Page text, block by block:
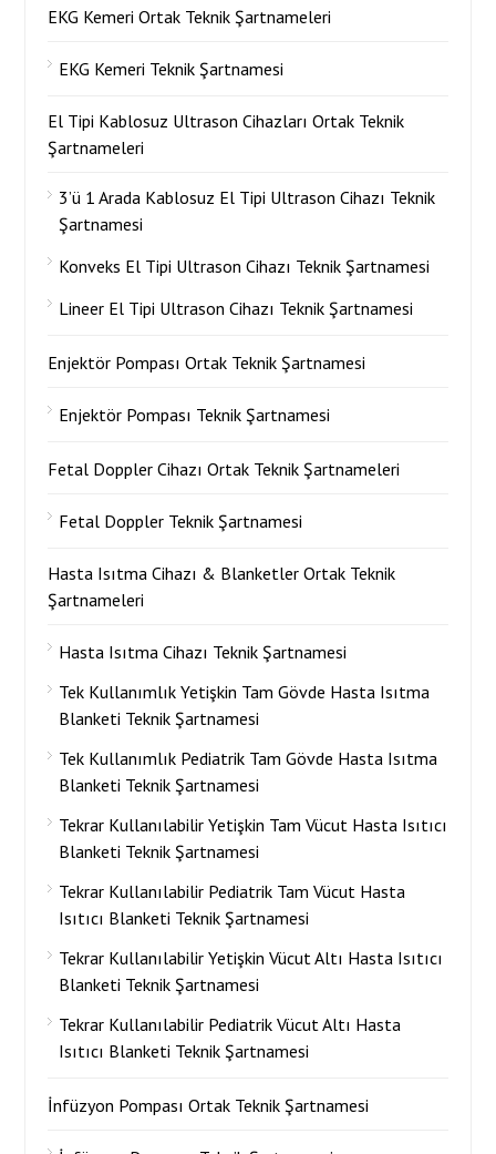
EKG Kemeri Ortak Teknik Şartnameleri
EKG Kemeri Teknik Şartnamesi
El Tipi Kablosuz Ultrason Cihazları Ortak Teknik
Şartnameleri
3’ü 1 Arada Kablosuz El Tipi Ultrason Cihazı Teknik
Şartnamesi
Konveks El Tipi Ultrason Cihazı Teknik Şartnamesi
Lineer El Tipi Ultrason Cihazı Teknik Şartnamesi
Enjektör Pompası Ortak Teknik Şartnamesi
Enjektör Pompası Teknik Şartnamesi
Fetal Doppler Cihazı Ortak Teknik Şartnameleri
Fetal Doppler Teknik Şartnamesi
Hasta Isıtma Cihazı & Blanketler Ortak Teknik
Şartnameleri
Hasta Isıtma Cihazı Teknik Şartnamesi
Tek Kullanımlık Yetişkin Tam Gövde Hasta Isıtma
Blanketi Teknik Şartnamesi
Tek Kullanımlık Pediatrik Tam Gövde Hasta Isıtma
Blanketi Teknik Şartnamesi
Tekrar Kullanılabilir Yetişkin Tam Vücut Hasta Isıtıcı
Blanketi Teknik Şartnamesi
Tekrar Kullanılabilir Pediatrik Tam Vücut Hasta
Isıtıcı Blanketi Teknik Şartnamesi
Tekrar Kullanılabilir Yetişkin Vücut Altı Hasta Isıtıcı
Blanketi Teknik Şartnamesi
Tekrar Kullanılabilir Pediatrik Vücut Altı Hasta
Isıtıcı Blanketi Teknik Şartnamesi
İnfüzyon Pompası Ortak Teknik Şartnamesi